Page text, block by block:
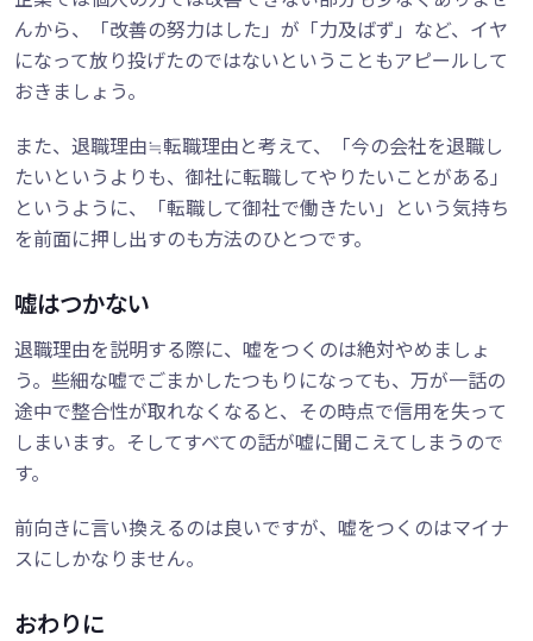
んから、「改善の努力はした」が「力及ばず」など、イヤ
になって放り投げたのではないということもアピールして
おきましょう。
また、退職理由≒転職理由と考えて、「今の会社を退職し
たいというよりも、御社に転職してやりたいことがある」
というように、「転職して御社で働きたい」という気持ち
を前面に押し出すのも方法のひとつです。
嘘はつかない
退職理由を説明する際に、嘘をつくのは絶対やめましょ
う。些細な嘘でごまかしたつもりになっても、万が一話の
途中で整合性が取れなくなると、その時点で信用を失って
しまいます。そしてすべての話が嘘に聞こえてしまうので
す。
前向きに言い換えるのは良いですが、嘘をつくのはマイナ
スにしかなりません。
おわりに